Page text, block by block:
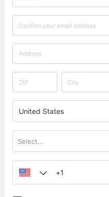
United States
Select...